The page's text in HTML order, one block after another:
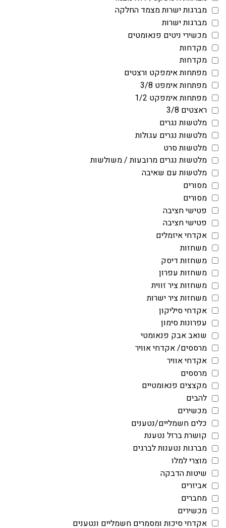
מברגות ישרות מצמד החלקה
מברגות ישרות
מכשירי ניטים פנאומטים
מקדחות
מקדחות
מפתחות אימפקט ורצטים
מפתחות אימפט 3/8
מפתחות אימפקט 1/2
ראצטים 3/8
מלטשות נגרים
מלטשות נגרים עגולות
מלטשות סרט
מלטשות נגרים מרובעות / משולשות
מלטשות עם שאיבה
מסורים
מסורים
פטישי חציבה
פטישי חציבה
אקדחי איזמלים
משחזות
משחזות דיסק
משחזות עפרון
משחזות ציר זווית
משחזות ציר ישרות
אקדחי סיליקון
עפרונות סימון
שואב אבק פנאומטי
מרססים/ אקדחי אוויר
אקדחי אוויר
מרססים
מקצצים פנאומטיים
להבים
מכשירים
כלים חשמליים/נטענים
קושרת ברזל נטענת
מברגות נטענות לברגים
מוצרי למלו
שיטות הדבקה
אביזרים
מחברים
מכשירים
אקדחי סיכות ומסמרים חשמליים ונטענים